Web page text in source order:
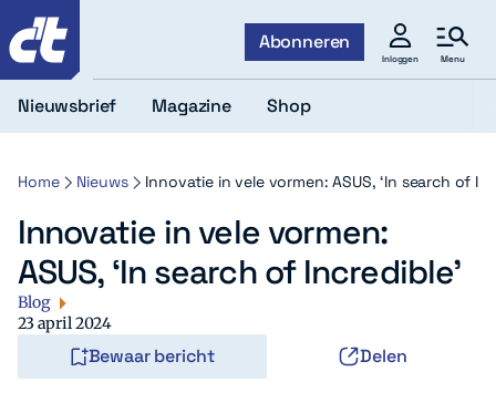
Abonneren
Inloggen Menu
Nieuwsbrief Magazine Shop
Home Nieuws Innovatie in vele vormen: ASUS, ‘In search of
Innovatie in vele vormen:
ASUS, ‘In search of Incredible’
Blog
23 april 2024
Bewaar bericht Delen